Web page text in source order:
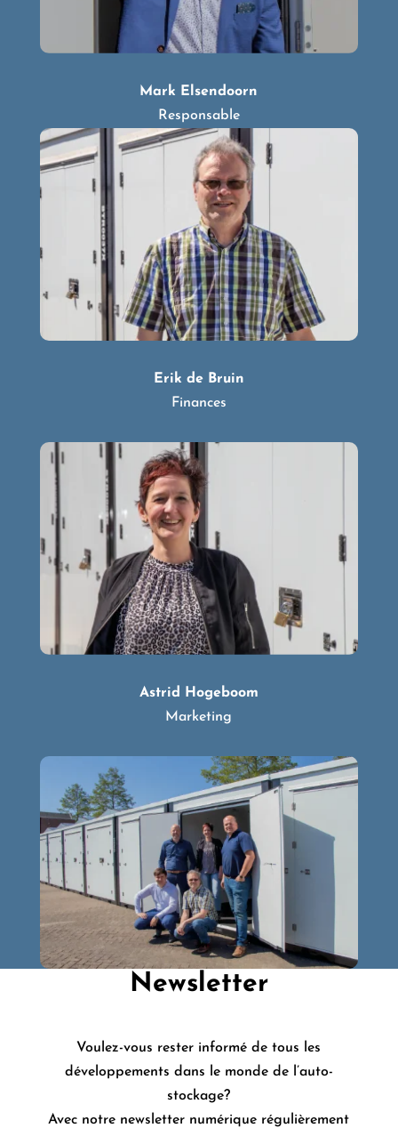
Mark Elsendoorn
Responsable
Erik de Bruin
Finances
Astrid Hogeboom
Marketing
Newsletter
Voulez-vous rester informé de tous les
développements dans le monde de l’auto-
stockage?
Avec notre newsletter numérique régulièrement